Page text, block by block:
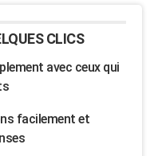
CLICS
avec ceux qui
facilement et